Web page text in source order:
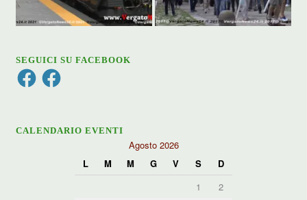
SEGUICI SU FACEBOOK
FacebookFacebook
CALENDARIO EVENTI
Agosto 2026
L
M M G V S
D
1
2